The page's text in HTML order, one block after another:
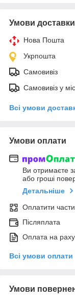
Умови доставки
Нова Пошта
Укрпошта
Самовивіз
Самовивіз у
Всі умови
Умови оплати
Ви отримаєте
або гроші
Детальніше
Оплатити
Післяплата
Оплата на
Всі умови оплати
Умови